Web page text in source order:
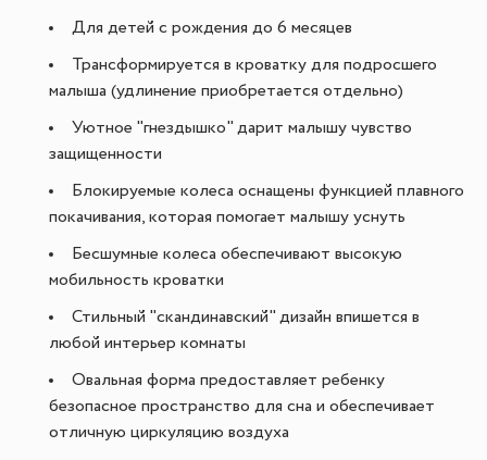
Для детей с рождения до 6 месяцев
Трансформируется в кроватку для подросшего
малыша (удлинение приобретается отдельно)
Уютное "гнездышко" дарит малышу чувство
защищенности
Блокируемые колеса оснащены функцией плавного
покачивания, которая помогает малышу уснуть
Бесшумные колеса обеспечивают высокую
мобильность кроватки
Стильный "скандинавский" дизайн впишется в
любой интерьер комнаты
Овальная форма предоставляет ребенку
безопасное пространство для сна и обеспечивает
отличную циркуляцию воздуха